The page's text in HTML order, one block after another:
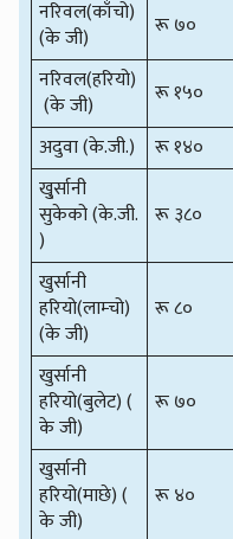
नरिवल(काँचो)
(के जी)
रू ७०
नरिवल(हरियो)
(के जी)
रू १५०
अदुवा (के.जी.)
रू १४०
खु्र्सानी
सुकेको (के.जी.
)
रू ३८०
खुर्सानी
हरियो(लाम्चो)
(के जी)
रू ८०
खुर्सानी
हरियो(बुलेट) (
के जी)
रू ७०
खुर्सानी
हरियो(माछे) (
के जी)
रू ४०